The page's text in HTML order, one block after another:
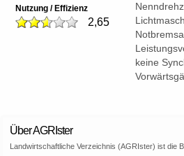
Nutzung / Effizienz
2,65
keine
Über AGRIster
Landwirtschaftliche Verzeichnis (AGRIster) ist die